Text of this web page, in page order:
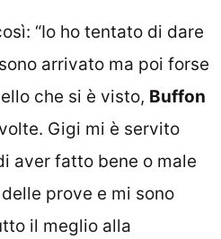
“Io ho tentato di dare
arrivato ma poi forse
che si è visto, Buffon
Gigi mi è servito
aver fatto bene o male
prove e mi sono
il meglio alla